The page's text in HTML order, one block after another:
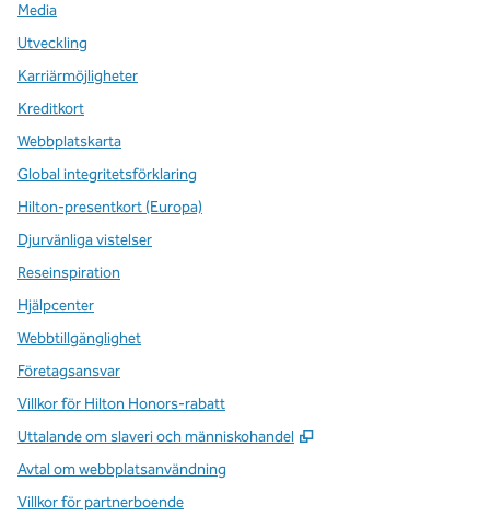
Media
Utveckling
Karriärmöjligheter
Kreditkort
Webbplatskarta
Global integritetsförklaring
Hilton-presentkort (Europa)
Djurvänliga vistelser
Reseinspiration
Hjälpcenter
Webbtillgänglighet
Företagsansvar
Villkor för Hilton Honors-rabatt
Uttalande om slaveri och människohandel
,
Avtal om webbplatsanvändning
Villkor för partnerboende